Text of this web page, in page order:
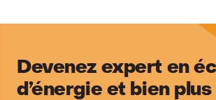
Devenez expert en
d’énergie et bien plus